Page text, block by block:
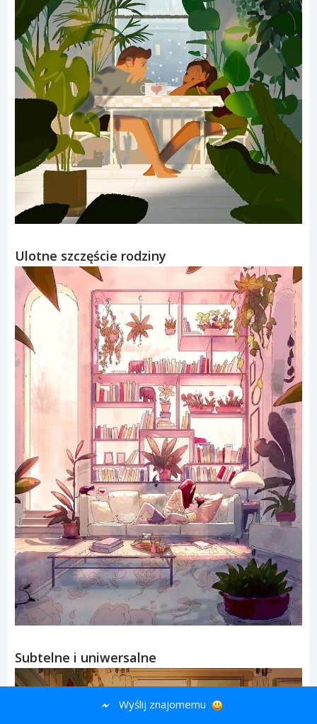
Ulotne szczęście rodziny
Subtelne i uniwersalne
Wyślij znajomemu